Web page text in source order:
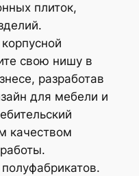
плиток,
свою нишу в
разработав
для мебели и
качеством